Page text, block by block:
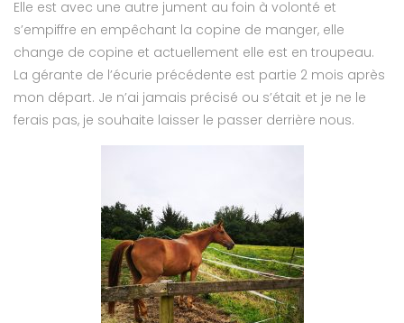
Elle est avec une autre jument au foin à volonté et
s’empiffre en empêchant la copine de manger, elle
change de copine et actuellement elle est en troupeau.
La gérante de l’écurie précédente est partie 2 mois après
mon départ. Je n’ai jamais précisé ou s’était et je ne le
ferais pas, je souhaite laisser le passer derrière nous.